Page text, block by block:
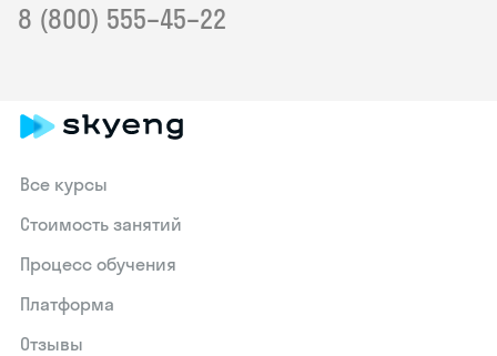
8 (800) 555–45–22
Все курсы
Стоимость занятий
Процесс обучения
Платформа
Отзывы